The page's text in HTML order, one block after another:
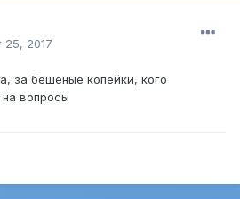
25, 2017
за бешеные копейки, кого
на вопросы